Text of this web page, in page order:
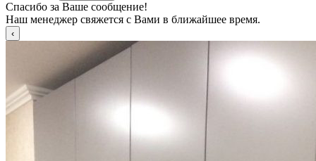
Спасибо за Ваше сообщение!
Наш менеджер свяжется с Вами в ближайшее время.